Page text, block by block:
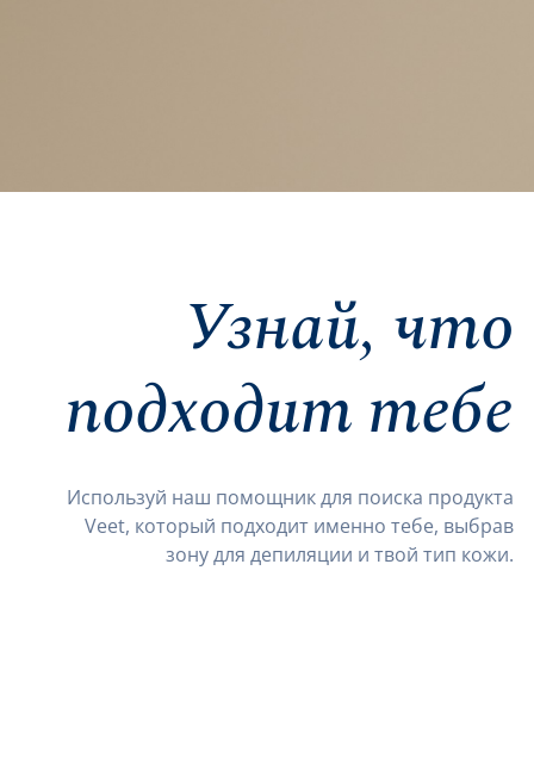
Узнай, что
подходит тебе
Используй наш помощник для поиска продукта
Veet, который подходит именно тебе, выбрав
зону для депиляции и твой тип кожи.